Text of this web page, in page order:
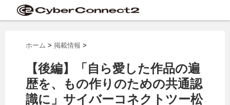
ホーム > 掲載情報 >
【後編】「自ら愛した作品の遍
歴を、もの作りのための共通認
識に」サイバーコネクトツー松